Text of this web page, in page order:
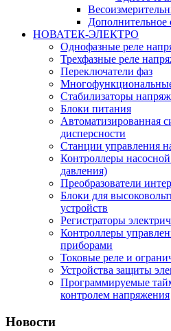
Дополнительное
НОВАТЕК-ЭЛЕКТРО
Однофазные реле
Трехфазные реле
Переключатели фаз
Стабилизаторы
Блоки питания
Автоматизированная
дисперсности
Станции управления
Контроллеры
давления)
Преобразователи
Блоки для
устройств
Регистраторы
Контроллеры
приборами
Токовые реле и
Устройства защиты
Программируемые
контролем напряжения
Новости